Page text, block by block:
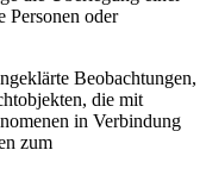
Personen oder
Beobachtungen,
die mit
in Verbindung
zum